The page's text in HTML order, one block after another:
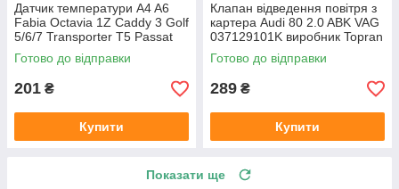
Датчик температури A4 A6
Fabia Octavia 1Z Caddy 3 Golf
5/6/7 Transporter T5 Passat
B6 (колір сірий)
Готово до відправки
201 ₴
Купити
Клапан відведення повітря з
картера Audi 80 2.0 ABK VAG
037129101K виробник Topran
Німеччина
Готово до відправки
289 ₴
Купити
Показати ще